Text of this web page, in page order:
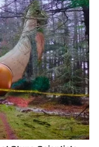
pronađe svoj tok.
u tome je ljepota.
čak i onda kada vas to